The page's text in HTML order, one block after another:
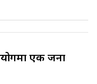
एक जना